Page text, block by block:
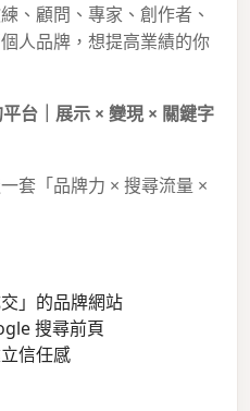
、顧問、專家、創作者、
人品牌，想提高業績的你
台｜展示 × 變現 × 關鍵字
套「品牌力 × 搜尋流量 ×
」的品牌網站
搜尋前頁
信任感